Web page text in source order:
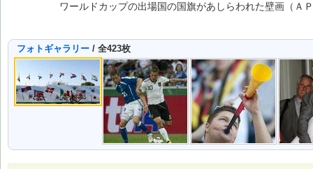
ワールドカップの出場国の国旗があしらわれた壁画（Ａ
フォトギャラリー / 全423枚